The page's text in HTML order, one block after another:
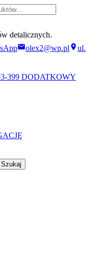
detalicznych.
olex2@wp.pl
ul.
399 DODATKOWY
Szukaj